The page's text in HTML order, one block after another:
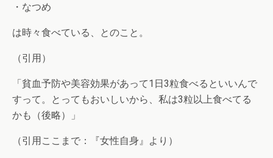
・なつめ
は時々食べている、とのこと。
（引用）
「貧血予防や美容効果があって1日3粒食べるといいんで
すって。とってもおいしいから、私は3粒以上食べてる
かも（後略）」
（引用ここまで：『女性自身』より）